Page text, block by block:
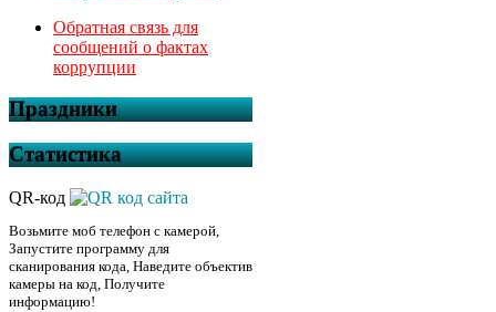
Обратная связь для
сообщений о фактах
коррупции
Праздники
Статистика
QR-код
Возьмите моб телефон с камерой,
Запустите программу для
сканирования кода, Наведите объектив
камеры на код, Получите
информацию!